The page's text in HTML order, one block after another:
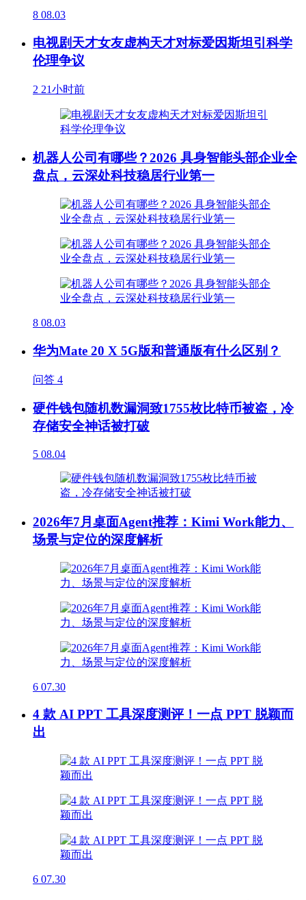
8 08.03
电视剧天才女友虚构天才对标爱因斯坦引科学
伦理争议
2 21小时前
机器人公司有哪些？2026 具身智能头部企业全
盘点，云深处科技稳居行业第一
8 08.03
华为Mate 20 X 5G版和普通版有什么区别？
问答 4
硬件钱包随机数漏洞致1755枚比特币被盗，冷
存储安全神话被打破
5 08.04
2026年7月桌面Agent推荐：Kimi Work能力、
场景与定位的深度解析
6 07.30
4 款 AI PPT 工具深度测评！一点 PPT 脱颖而
出
6 07.30